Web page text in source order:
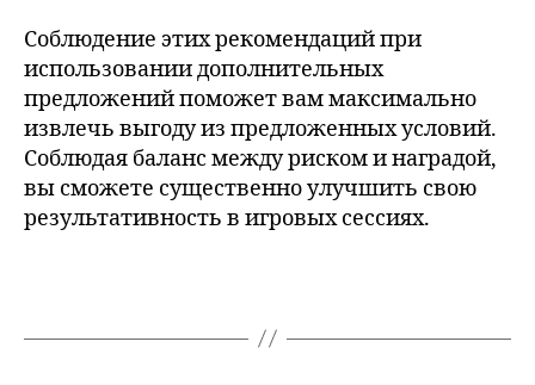
Соблюдение этих рекомендаций при
использовании дополнительных
предложений поможет вам максимально
извлечь выгоду из предложенных условий.
Соблюдая баланс между риском и наградой,
вы сможете существенно улучшить свою
результативность в игровых сессиях.